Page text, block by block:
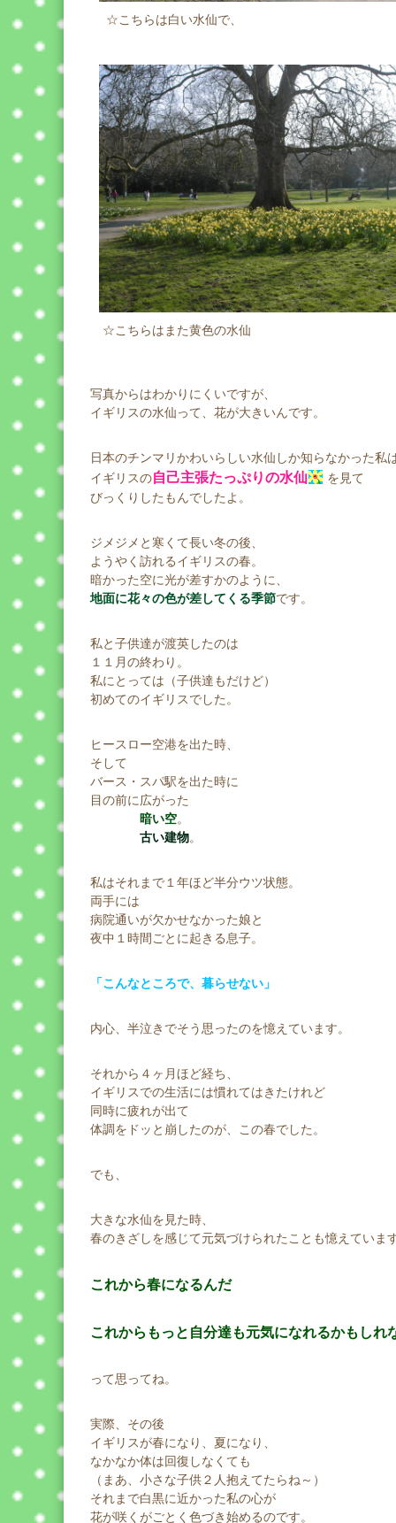
☆こちらは白い水仙で、
☆こちらはまた黄色の水仙
写真からはわかりにくいですが、
イギリスの水仙って、花が大きいんです。
日本のチンマリかわいらしい水仙しか知らなかった私
イギリスの自己主張たっぷりの水仙
を見て
びっくりしたもんでしたよ。
ジメジメと寒くて長い冬の後、
ようやく訪れるイギリスの春。
暗かった空に光が差すかのように、
地面に花々の色が差してくる季節です。
私と子供達が渡英したのは
１１月の終わり。
私にとっては（子供達もだけど）
初めてのイギリスでした。
ヒースロー空港を出た時、
そして
バース・スパ駅を出た時に
目の前に広がった
暗い空。
古い建物。
私はそれまで１年ほど半分ウツ状態。
両手には
病院通いが欠かせなかった娘と
夜中１時間ごとに起きる息子。
「こんなところで、暮らせない」
内心、半泣きでそう思ったのを憶えています。
それから４ヶ月ほど経ち、
イギリスでの生活には慣れてはきたけれど
同時に疲れが出て
体調をドッと崩したのが、この春でした。
でも、
大きな水仙を見た時、
春のきざしを感じて元気づけられたことも憶えていま
これから春になるんだ
これからもっと自分達も元気になれるかもしれ
って思ってね。
実際、その後
イギリスが春になり、夏になり、
なかなか体は回復しなくても
（まあ、小さな子供２人抱えてたらね～）
それまで白黒に近かった私の心が
花が咲くがごとく色づき始めるのです。